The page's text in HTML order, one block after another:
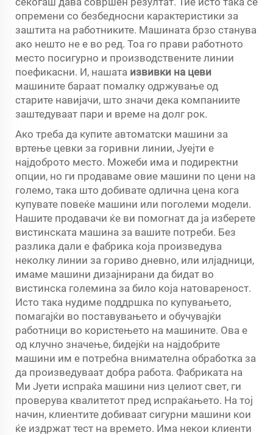
опремени со безбедносни карактеристики за
заштита на работниките. Машината брзо станува
ако нешто не е во ред. Тоа го прави работното
место посигурно и производствените линии
поефикасни. И, нашата извивки на цеви
машините бараат помалку одржување од
старите навијачи, што значи дека компаниите
заштедуваат пари и време на долг рок.
Ако треба да купите автоматски машини за
вртење цевки за горивни линии, Јуејти е
најдоброто место. Можеби има и подиректни
опции, но ги продаваме овие машини по цени на
големо, така што добивате одлична цена кога
купувате повеќе машини или поголеми модели.
Нашите продавачи ќе ви помогнат да ја изберете
вистинската машина за вашите потреби. Без
разлика дали е фабрика која произведува
неколку линии за гориво дневно, или илјадници,
имаме машини дизајнирани да бидат во
вистинска големина за било која натовареност.
Исто така нудиме поддршка по купувањето,
помагајќи во поставувањето и обучувајќи
работници во користењето на машините. Ова е
од клучно значење, бидејќи на најдобрите
машини им е потребна внимателна обработка за
да произведуваат добра работа. Фабриката на
Ми Јуети испраќа машини низ целиот свет, ги
проверува квалитетот пред испраќањето. На тој
начин, клиентите добиваат сигурни машини кои
ќе издржат тест на времето. Има некои клиенти